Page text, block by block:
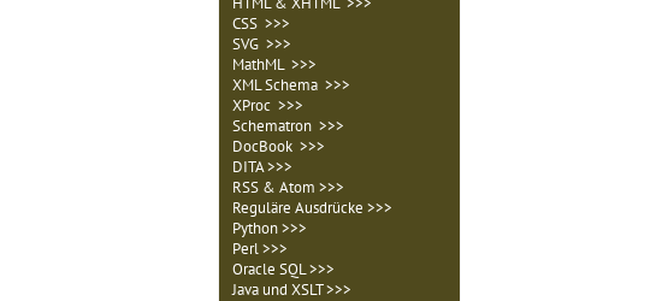
CSS >>>
SVG >>>
MathML >>>
XML Schema >>>
XProc >>>
Schematron >>>
DocBook >>>
DITA >>>
RSS & Atom >>>
Reguläre Ausdrücke >>>
Python >>>
Perl >>>
Oracle SQL >>>
Java und XSLT >>>